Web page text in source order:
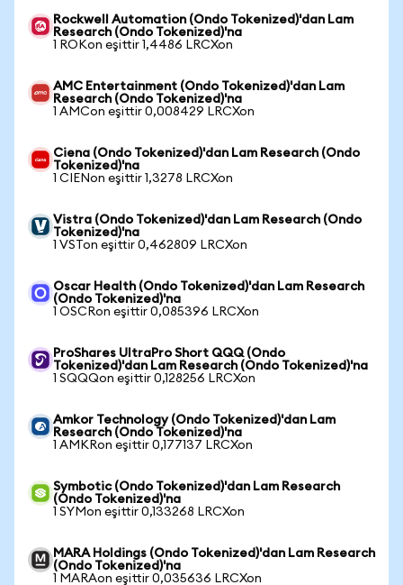
Rockwell Automation (Ondo Tokenized)'dan Lam
Research (Ondo Tokenized)'na
1 ROKon eşittir 1,4486 LRCXon
AMC Entertainment (Ondo Tokenized)'dan Lam
Research (Ondo Tokenized)'na
1 AMCon eşittir 0,008429 LRCXon
Ciena (Ondo Tokenized)'dan Lam Research (Ondo
Tokenized)'na
1 CIENon eşittir 1,3278 LRCXon
Vistra (Ondo Tokenized)'dan Lam Research (Ondo
Tokenized)'na
1 VSTon eşittir 0,462809 LRCXon
Oscar Health (Ondo Tokenized)'dan Lam Research
(Ondo Tokenized)'na
1 OSCRon eşittir 0,085396 LRCXon
ProShares UltraPro Short QQQ (Ondo
Tokenized)'dan Lam Research (Ondo Tokenized)'na
1 SQQQon eşittir 0,128256 LRCXon
Amkor Technology (Ondo Tokenized)'dan Lam
Research (Ondo Tokenized)'na
1 AMKRon eşittir 0,177137 LRCXon
Symbotic (Ondo Tokenized)'dan Lam Research
(Ondo Tokenized)'na
1 SYMon eşittir 0,133268 LRCXon
MARA Holdings (Ondo Tokenized)'dan Lam Research
(Ondo Tokenized)'na
1 MARAon eşittir 0,035636 LRCXon